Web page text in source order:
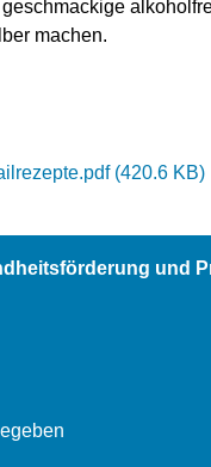
machen.
(420.6 KB)
und